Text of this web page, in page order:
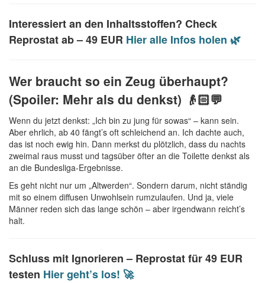
Interessiert an den Inhaltsstoffen? Check
Reprostat ab – 49 EUR Hier alle Infos holen 🌿
Wer braucht so ein Zeug überhaupt?
(Spoiler: Mehr als du denkst) 👴🏻💬
Wenn du jetzt denkst: „Ich bin zu jung für sowas“ – kann sein.
Aber ehrlich, ab 40 fängt’s oft schleichend an. Ich dachte auch,
das ist noch ewig hin. Dann merkst du plötzlich, dass du nachts
zweimal raus musst und tagsüber öfter an die Toilette denkst als
an die Bundesliga-Ergebnisse.
Es geht nicht nur um „Altwerden“. Sondern darum, nicht ständig
mit so einem diffusen Unwohlsein rumzulaufen. Und ja, viele
Männer reden sich das lange schön – aber irgendwann reicht’s
halt.
Schluss mit Ignorieren – Reprostat für 49 EUR
testen Hier geht’s los! 🚀